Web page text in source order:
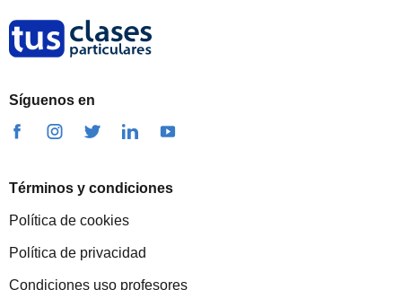
Síguenos en
Términos y condiciones
Política de cookies
Política de privacidad
Condiciones uso profesores